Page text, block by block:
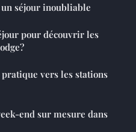
un séjour inoubliable
pour découvrir les
vers les stations
end sur mesure dans